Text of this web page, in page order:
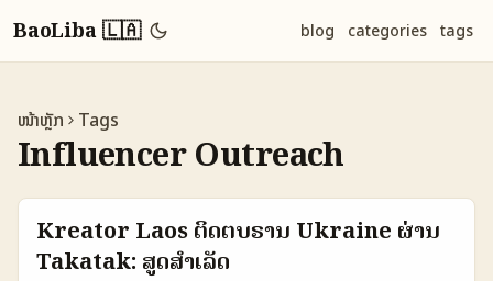
BaoLiba 🇱🇦 blog categories tags
ໜ້າຫຼັກ Tags
Influencer Outreach
Kreator Laos ຕິດຕໍ່ບຣານ Ukraine ຜ່ານ
Takatak: ສູດສໍາເລັດ